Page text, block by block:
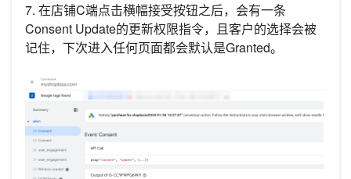
7. 在店铺C端点击横幅接受按钮之后，会有一条
Consent Update的更新权限指令，且客户的选择会被
记住，下次进入任何页面都会默认是Granted。